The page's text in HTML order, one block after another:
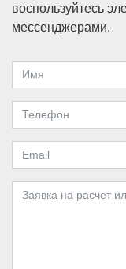
воспользуйтесь
мессенджерами.